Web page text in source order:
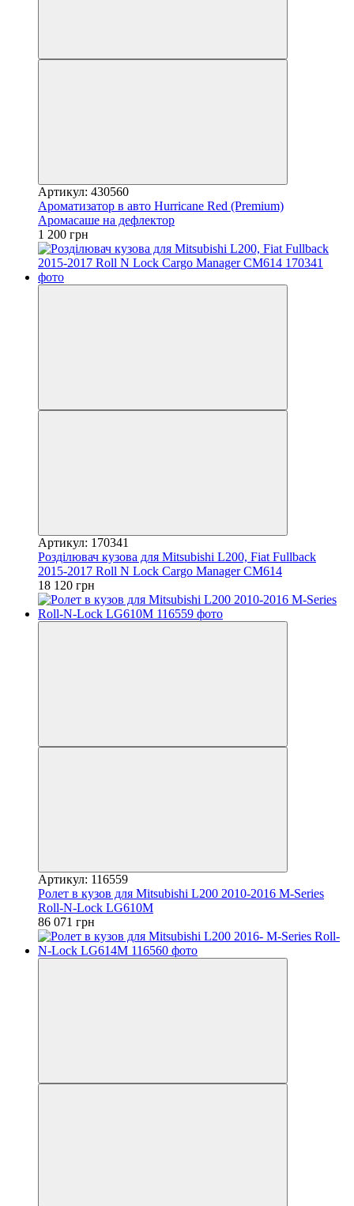
Артикул: 430560
Ароматизатор в авто Hurricane Red (Premium)
Аромасаше на дефлектор
1 200 грн
Артикул: 170341
Розділювач кузова для Mitsubishi L200, Fiat Fullback
2015-2017 Roll N Lock Cargo Manager CM614
18 120 грн
Артикул: 116559
Ролет в кузов для Mitsubishi L200 2010-2016 M-Series
Roll-N-Lock LG610M
86 071 грн